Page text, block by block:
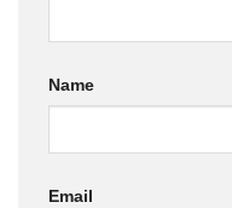
Name
Email